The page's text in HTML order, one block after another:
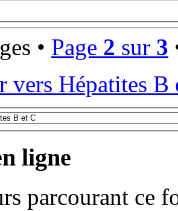
• Page 2 sur 3
vers Hépatites B
ligne
parcourant ce